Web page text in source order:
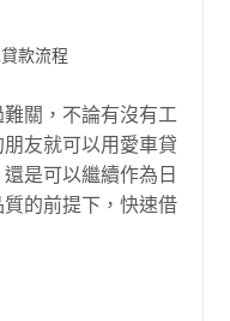
款流程
關，不論有沒有工
友就可以用愛車貸
是可以繼續作為日
的前提下，快速借